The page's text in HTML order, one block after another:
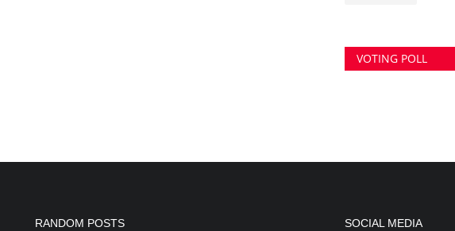
VOTING POLL
RANDOM POSTS SOCIAL MEDIA